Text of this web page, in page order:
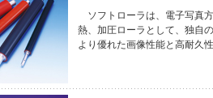
ソフトローラは、電子写真
熱、加圧ローラとして、独自
より優れた画像性能と高耐久